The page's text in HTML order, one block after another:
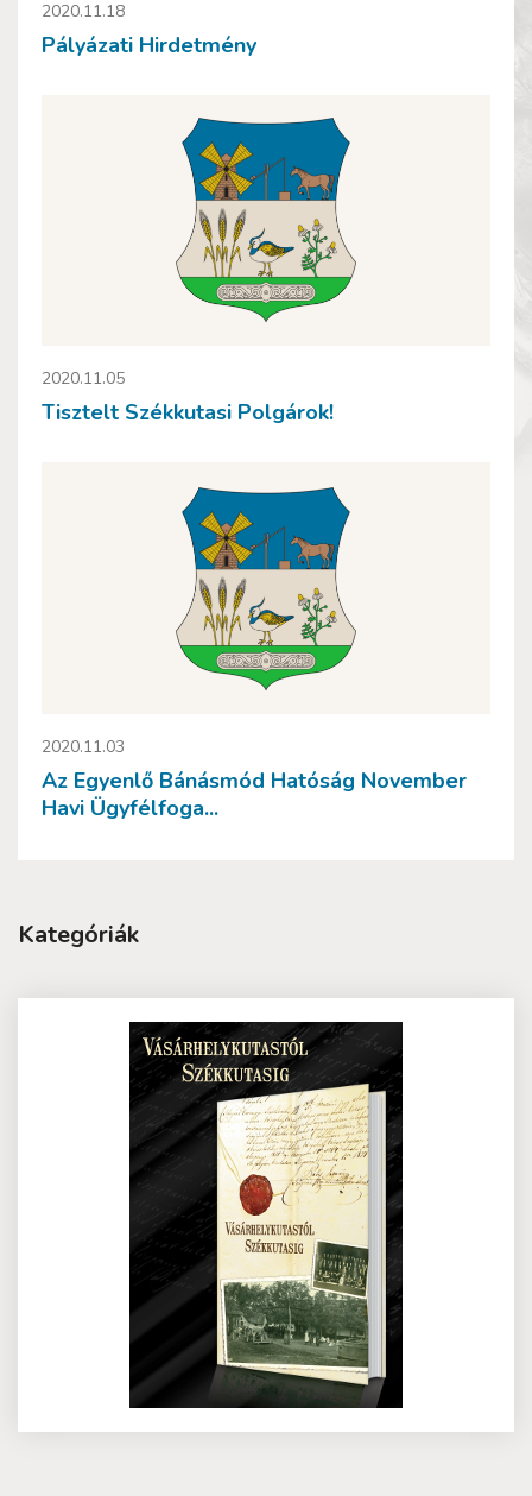
2020.11.18
Pályázati Hirdetmény
2020.11.05
Tisztelt Székkutasi Polgárok!
2020.11.03
Az Egyenlő Bánásmód Hatóság November
Havi Ügyfélfoga...
Kategóriák